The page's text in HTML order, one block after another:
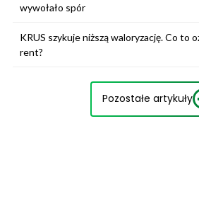
wywołało spór
KRUS szykuje niższą waloryzację. Co to
rent?
Pozostałe artykuły